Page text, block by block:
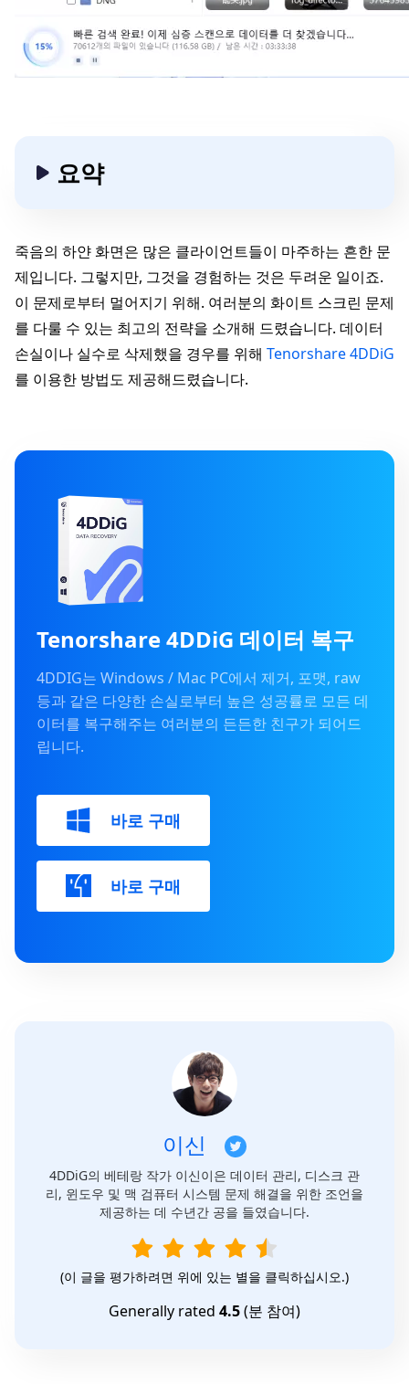
요약
죽음의 하얀 화면은 많은 클라이언트들이 마주하는 흔한 문
제입니다. 그렇지만, 그것을 경험하는 것은 두려운 일이죠.
이 문제로부터 멀어지기 위해. 여러분의 화이트 스크린 문제
를 다룰 수 있는 최고의 전략을 소개해 드렸습니다. 데이터
손실이나 실수로 삭제했을 경우를 위해 Tenorshare 4DDiG
를 이용한 방법도 제공해드렸습니다.
Tenorshare 4DDiG 데이터 복구
4DDIG는 Windows / Mac PC에서 제거, 포맷, raw
등과 같은 다양한 손실로부터 높은 성공률로 모든 데
이터를 복구해주는 여러분의 든든한 친구가 되어드
립니다.
바로 구매
바로 구매
이신
4DDiG의 베테랑 작가 이신이은 데이터 관리, 디스크 관
리, 윈도우 및 맥 검퓨터 시스템 문제 해결을 위한 조언을
제공하는 데 수년간 공을 들였습니다.
(이 글을 평가하려면 위에 있는 별을 클릭하십시오.)
Generally rated 4.5(분 참여)